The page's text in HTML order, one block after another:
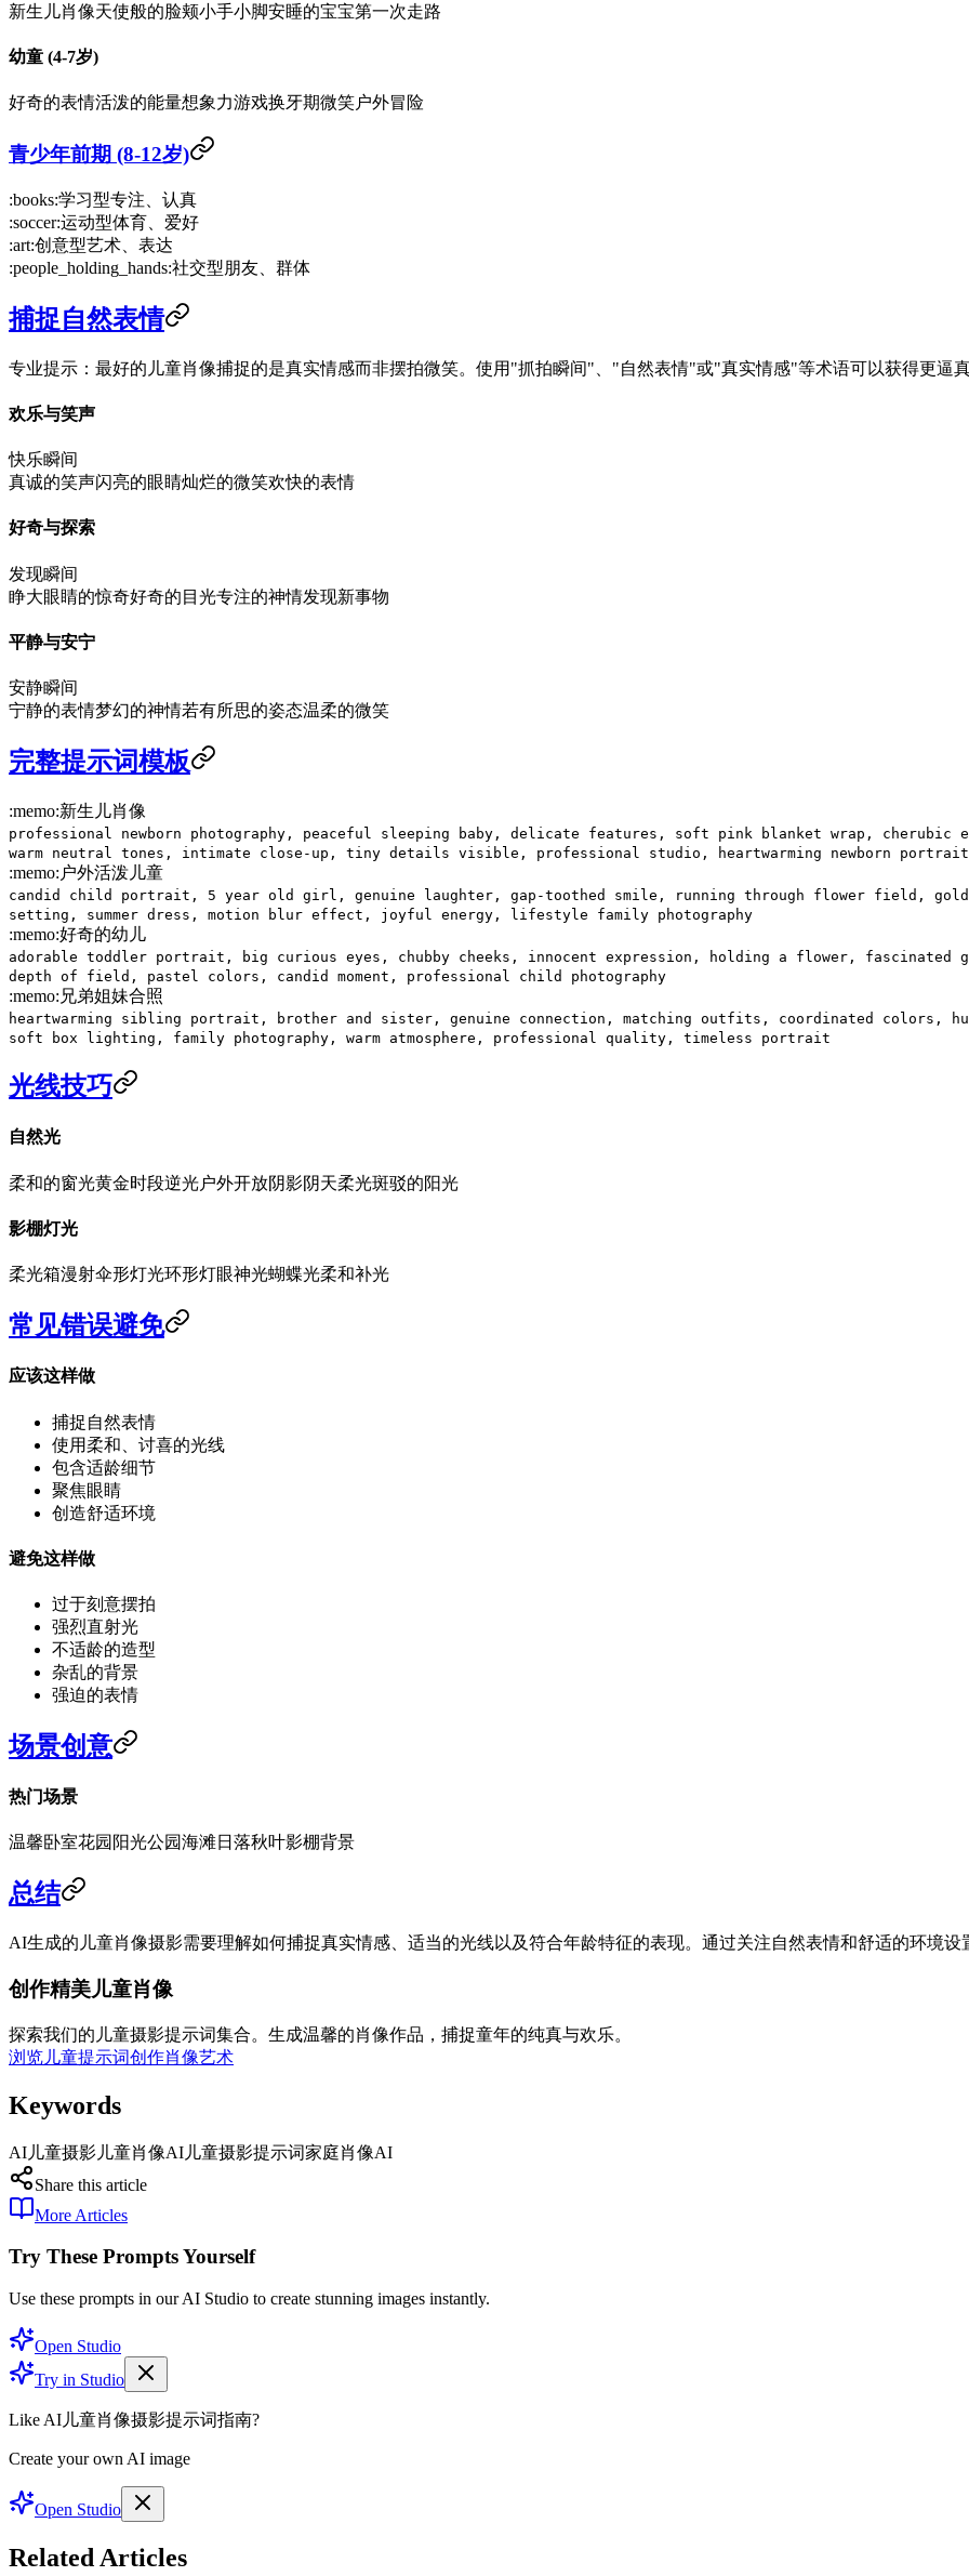
新生儿肖像天使般的脸颊小手小脚安睡的宝宝第一次走路
幼童 (4-7岁)
好奇的表情活泼的能量想象力游戏换牙期微笑户外冒险
青少年前期 (8-12岁)
:books:学习型专注、认真
:soccer:运动型体育、爱好
:art:创意型艺术、表达
:people_holding_hands:社交型朋友、群体
捕捉自然表情
专业提示：最好的儿童肖像捕捉的是真实情感而非摆拍微笑。使用"抓拍瞬间"、"自然表情"或"真实情感"等术语可以获得更逼真
欢乐与笑声
快乐瞬间
真诚的笑声闪亮的眼睛灿烂的微笑欢快的表情
好奇与探索
发现瞬间
睁大眼睛的惊奇好奇的目光专注的神情发现新事物
平静与安宁
安静瞬间
宁静的表情梦幻的神情若有所思的姿态温柔的微笑
完整提示词模板
:memo:新生儿肖像
professional newborn photography, peaceful sleeping baby, delicate features, soft pink blanket wrap,
warm neutral tones, intimate close-up, tiny details visible, professional studio, heartwarming newborn portrait
:memo: 户外活泼儿童
candid child portrait, 5 year old girl, genuine laughter, gap-toothed smile, running through flower field,
setting, summer dress, motion blur effect, joyful energy, lifestyle family photography
:memo:好奇的幼儿
adorable toddler portrait, big curious eyes, chubby cheeks, innocent expression, holding a flower, fascinated
depth of field, pastel colors, candid moment, professional child photography
:memo: 兄弟姐妹合照
heartwarming sibling portrait, brother and sister, genuine connection, matching outfits, coordinated colors,
soft box lighting, family photography, warm atmosphere, professional quality, timeless portrait
光线技巧
自然光
柔和的窗光黄金时段逆光户外开放阴影阴天柔光斑驳的阳光
影棚灯光
柔光箱漫射伞形灯光环形灯眼神光蝴蝶光柔和补光
常见错误避免
应该这样做
捕捉自然表情
使用柔和、讨喜的光线
包含适龄细节
聚焦眼睛
创造舒适环境
避免这样做
过于刻意摆拍
强烈直射光
不适龄的造型
杂乱的背景
强迫的表情
场景创意
热门场景
温馨卧室花园 阳光公园海滩日落秋叶影棚背景
总结
AI生成的儿童肖像摄影需要理解如何捕捉真实情感、适当的光线以及符合年龄特征的表现。通过关注自然表情和舒适的环境设
创作精美儿童肖像
探索我们的儿童摄影提示词集合。生成温馨的肖像作品，捕捉童年的纯真与欢乐。
浏览儿童提示词创作肖像艺术
Keywords
AI儿童摄影 儿童肖像AI 儿童摄影提示词家庭肖像AI
Share this article
More Articles
Try These Prompts Yourself
Use these prompts in our AI Studio to create stunning images instantly.
Open Studio
Try in Studio
Like AI儿童肖像摄影提示词指南?
Create your own AI image
Open Studio
Related Articles